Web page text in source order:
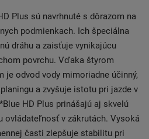
Plus sú navrhnuté s dôrazom na
podmienkach. Ich špeciálna
dráhu a zaisťuje vynikajúcu
povrchu. Vďaka štyrom
je odvod vody mimoriadne účinný,
a zvyšuje istotu pri jazde v
HD Plus prinášajú aj skvelú
ovládateľnosť v zákrutách. Vysoká
časti zlepšuje stabilitu pri